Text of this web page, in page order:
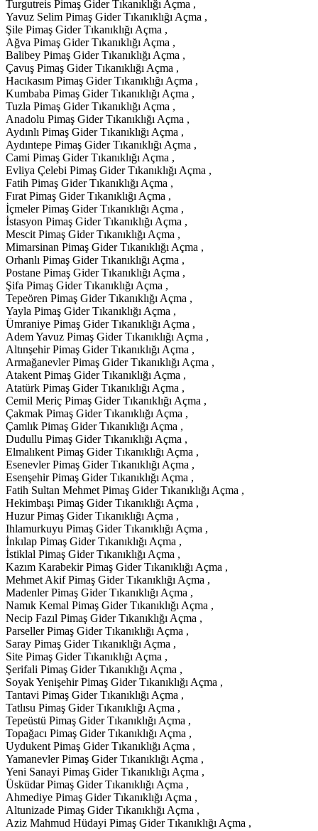
Turgutreis Pimaş Gider Tıkanıklığı Açma ,
Yavuz Selim Pimaş Gider Tıkanıklığı Açma ,
Şile Pimaş Gider Tıkanıklığı Açma ,
Ağva Pimaş Gider Tıkanıklığı Açma ,
Balibey Pimaş Gider Tıkanıklığı Açma ,
Çavuş Pimaş Gider Tıkanıklığı Açma ,
Hacıkasım Pimaş Gider Tıkanıklığı Açma ,
Kumbaba Pimaş Gider Tıkanıklığı Açma ,
Tuzla Pimaş Gider Tıkanıklığı Açma ,
Anadolu Pimaş Gider Tıkanıklığı Açma ,
Aydınlı Pimaş Gider Tıkanıklığı Açma ,
Aydıntepe Pimaş Gider Tıkanıklığı Açma ,
Cami Pimaş Gider Tıkanıklığı Açma ,
Evliya Çelebi Pimaş Gider Tıkanıklığı Açma ,
Fatih Pimaş Gider Tıkanıklığı Açma ,
Fırat Pimaş Gider Tıkanıklığı Açma ,
İçmeler Pimaş Gider Tıkanıklığı Açma ,
İstasyon Pimaş Gider Tıkanıklığı Açma ,
Mescit Pimaş Gider Tıkanıklığı Açma ,
Mimarsinan Pimaş Gider Tıkanıklığı Açma ,
Orhanlı Pimaş Gider Tıkanıklığı Açma ,
Postane Pimaş Gider Tıkanıklığı Açma ,
Şifa Pimaş Gider Tıkanıklığı Açma ,
Tepeören Pimaş Gider Tıkanıklığı Açma ,
Yayla Pimaş Gider Tıkanıklığı Açma ,
Ümraniye Pimaş Gider Tıkanıklığı Açma ,
Adem Yavuz Pimaş Gider Tıkanıklığı Açma ,
Altınşehir Pimaş Gider Tıkanıklığı Açma ,
Armağanevler Pimaş Gider Tıkanıklığı Açma ,
Atakent Pimaş Gider Tıkanıklığı Açma ,
Atatürk Pimaş Gider Tıkanıklığı Açma ,
Cemil Meriç Pimaş Gider Tıkanıklığı Açma ,
Çakmak Pimaş Gider Tıkanıklığı Açma ,
Çamlık Pimaş Gider Tıkanıklığı Açma ,
Dudullu Pimaş Gider Tıkanıklığı Açma ,
Elmalıkent Pimaş Gider Tıkanıklığı Açma ,
Esenevler Pimaş Gider Tıkanıklığı Açma ,
Esenşehir Pimaş Gider Tıkanıklığı Açma ,
Fatih Sultan Mehmet Pimaş Gider Tıkanıklığı Açma ,
Hekimbaşı Pimaş Gider Tıkanıklığı Açma ,
Huzur Pimaş Gider Tıkanıklığı Açma ,
Ihlamurkuyu Pimaş Gider Tıkanıklığı Açma ,
İnkılap Pimaş Gider Tıkanıklığı Açma ,
İstiklal Pimaş Gider Tıkanıklığı Açma ,
Kazım Karabekir Pimaş Gider Tıkanıklığı Açma ,
Mehmet Akif Pimaş Gider Tıkanıklığı Açma ,
Madenler Pimaş Gider Tıkanıklığı Açma ,
Namık Kemal Pimaş Gider Tıkanıklığı Açma ,
Necip Fazıl Pimaş Gider Tıkanıklığı Açma ,
Parseller Pimaş Gider Tıkanıklığı Açma ,
Saray Pimaş Gider Tıkanıklığı Açma ,
Site Pimaş Gider Tıkanıklığı Açma ,
Şerifali Pimaş Gider Tıkanıklığı Açma ,
Soyak Yenişehir Pimaş Gider Tıkanıklığı Açma ,
Tantavi Pimaş Gider Tıkanıklığı Açma ,
Tatlısu Pimaş Gider Tıkanıklığı Açma ,
Tepeüstü Pimaş Gider Tıkanıklığı Açma ,
Topağacı Pimaş Gider Tıkanıklığı Açma ,
Uydukent Pimaş Gider Tıkanıklığı Açma ,
Yamanevler Pimaş Gider Tıkanıklığı Açma ,
Yeni Sanayi Pimaş Gider Tıkanıklığı Açma ,
Üsküdar Pimaş Gider Tıkanıklığı Açma ,
Ahmediye Pimaş Gider Tıkanıklığı Açma ,
Altunizade Pimaş Gider Tıkanıklığı Açma ,
Aziz Mahmud Hüdayi Pimaş Gider Tıkanıklığı Açma ,